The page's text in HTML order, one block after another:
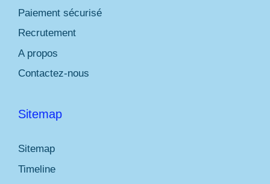
Paiement sécurisé
Recrutement
A propos
Contactez-nous
Sitemap
Sitemap
Timeline